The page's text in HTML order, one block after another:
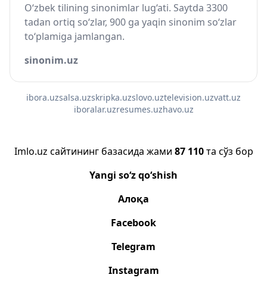
O‘zbek tilining sinonimlar lug‘ati. Saytda 3300
tadan ortiq so‘zlar, 900 ga yaqin sinonim so‘zlar
to‘plamiga jamlangan.
sinonim.uz
ibora.uzsalsa.uzskripka.uzslovo.uztelevision.uzvatt.uz
iboralar.uzresumes.uzhavo.uz
Imlo.uz сайтининг базасида жами 87 110та сўз бор
Yangi so‘z qo‘shish
Алоқа
Facebook
Telegram
Instagram